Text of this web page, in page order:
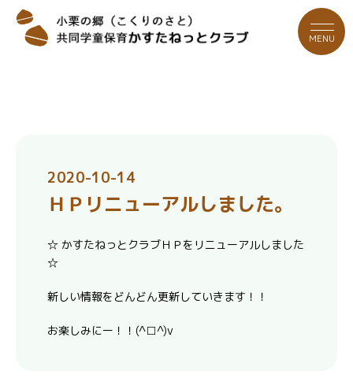
MENU
2020-10-14
ＨＰリニューアルしました。
☆ かすたねっとクラブＨＰをリニューアルしました
☆
新しい情報をどんどん更新していきます！！
お楽しみにー！！(^□^)v